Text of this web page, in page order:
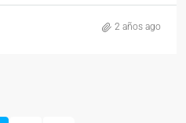
2 años ago